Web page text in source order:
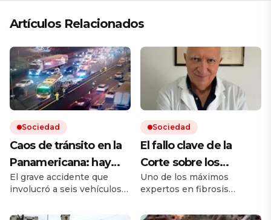
Artículos Relacionados
Sociedad
Caos de tránsito en la
Panamericana: hay
cinco heridos por un
choque múltiple
El grave accidente que
involucró a seis vehículos
25 de la autopista, en
Sociedad
El fallo clave de la
Corte sobre los
remedios, el mensaje
de un referente
médico y otro posible
Uno de los máximos
expertos en fibrosis
cobertura en salud sea